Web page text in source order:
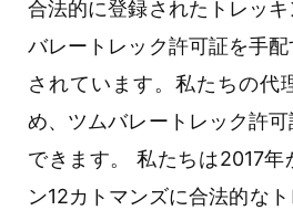
合法的に登録されたトレッ
バレートレック許可証を手
されています。私たちの代
め、ツムバレートレック許
できます。 私たちは2017
ン12カトマンズに合法的な